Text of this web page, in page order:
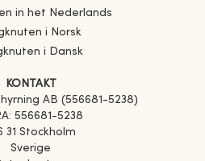
in het Nederlands
i Norsk
i Dansk
KONTAKT
AB (556681-5238)
556681-5238
31 Stockholm
Sverige